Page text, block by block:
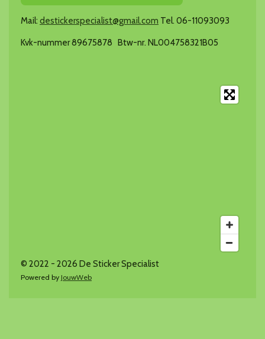
Mail: destickerspecialist@gmail.com Tel. 06-11093093
Kvk-nummer 89675878 Btw-nr. NL004758321B05
© 2022 - 2026 De Sticker Specialist
Powered by JouwWeb